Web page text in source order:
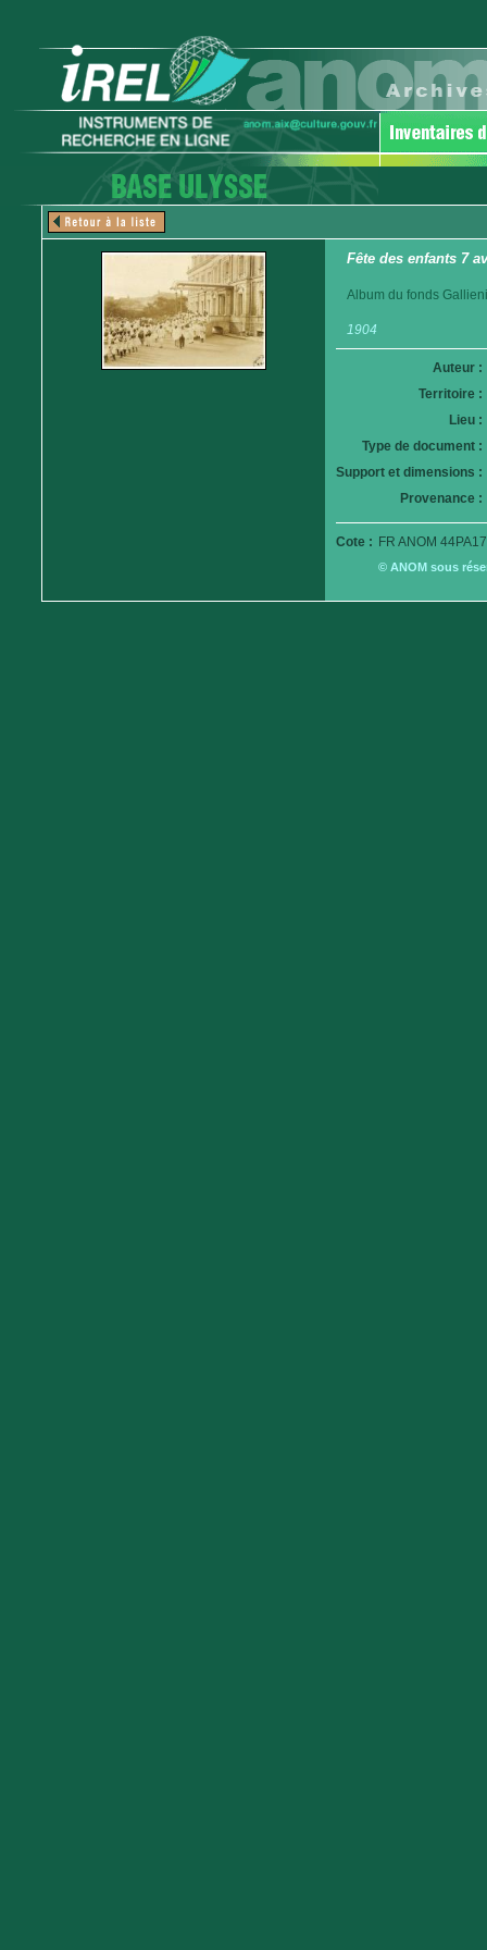
Fête des enfants 7
Album du fonds
1904
Auteur :
Territoire :
Lieu :
Type de document :
Support et dimensions :
Provenance :
Cote : FR ANOM
© ANOM sous